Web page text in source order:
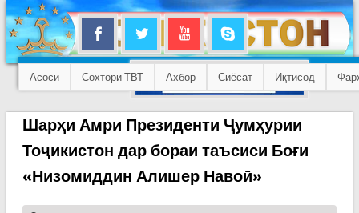
Асосӣ Сохтори ТВТ Ахбор Сиёсат Иқтисод
Шарҳи Амри Президенти Ҷумҳурии
Тоҷикистон дар бораи таъсиси Боғи
«Низомиддин Алишер Навоӣ»